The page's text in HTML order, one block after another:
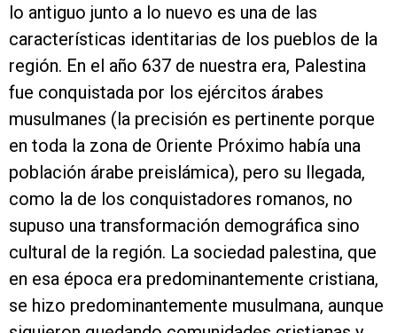
lo antiguo junto a lo nuevo es una de las
características identitarias de los pueblos de la
región. En el año 637 de nuestra era, Palestina
fue conquistada por los ejércitos árabes
musulmanes (la precisión es pertinente porque
en toda la zona de Oriente Próximo había una
población árabe preislámica), pero su llegada,
como la de los conquistadores romanos, no
supuso una transformación demográfica sino
cultural de la región. La sociedad palestina, que
en esa época era predominantemente cristiana,
se hizo predominantemente musulmana, aunque